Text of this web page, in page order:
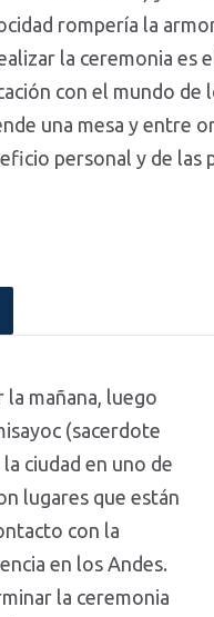
rompería la
la ceremonia es
con el mundo de
una mesa y entre
personal y de las
mañana, luego
(sacerdote
ciudad en uno de
lugares que están
con la
en los Andes.
la ceremonia